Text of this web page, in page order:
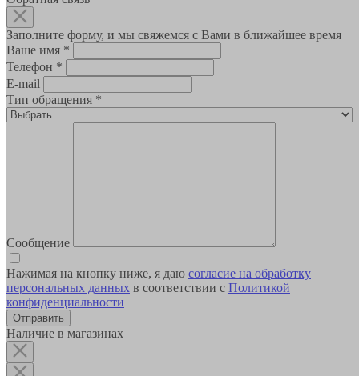
Заполните форму, и мы свяжемся с Вами в ближайшее время
Ваше имя *
Телефон *
E-mail
Тип обращения *
Сообщение
Нажимая на кнопку ниже, я даю согласие на обработку
персональных данных в соответствии с Политикой
конфиденциальности
Наличие в магазинах